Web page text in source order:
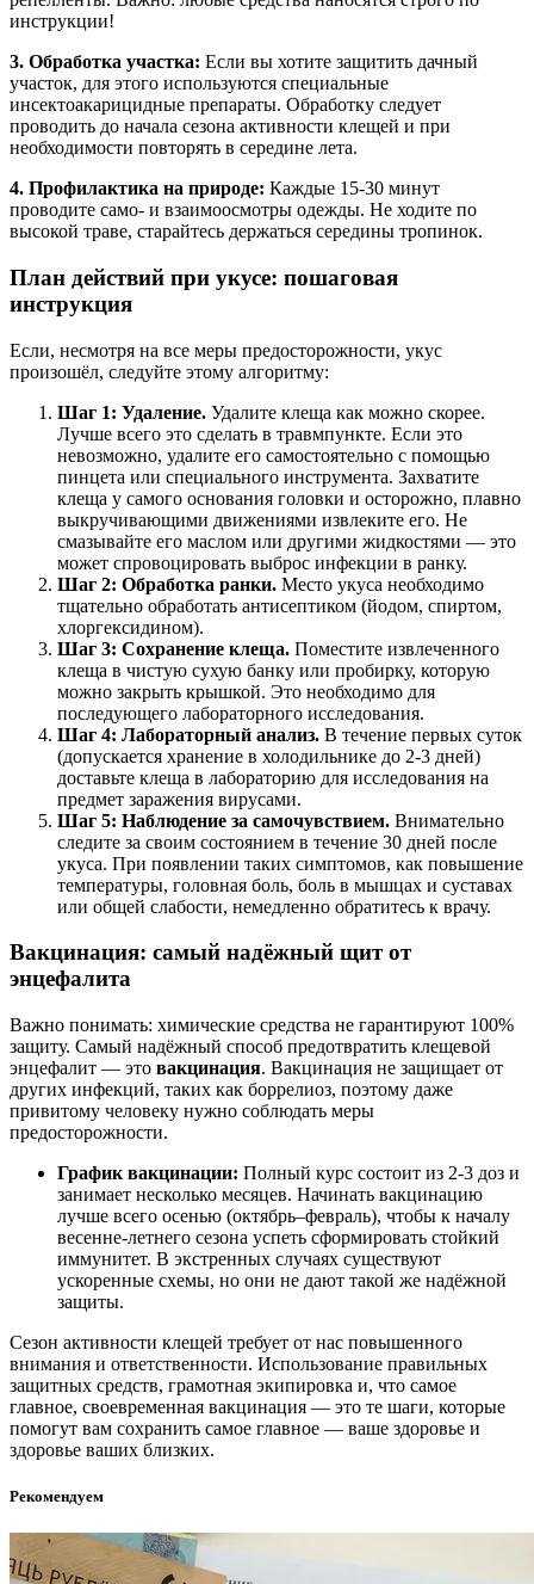
инструкции!
3. Обработка участка: Если вы хотите защитить дачный
участок, для этого используются специальные
инсектоакарицидные препараты. Обработку следует
проводить до начала сезона активности клещей и при
необходимости повторять в середине лета.
4. Профилактика на природе: Каждые 15-30 минут
проводите само- и взаимоосмотры одежды. Не ходите по
высокой траве, старайтесь держаться середины тропинок.
План действий при укусе: пошаговая
инструкция
Если, несмотря на все меры предосторожности, укус
произошёл, следуйте этому алгоритму:
Шаг 1: Удаление. Удалите клеща как можно скорее.
Лучше всего это сделать в травмпункте. Если это
невозможно, удалите его самостоятельно с помощью
пинцета или специального инструмента. Захватите
клеща у самого основания головки и осторожно, плавно
выкручивающими движениями извлеките его. Не
смазывайте его маслом или другими жидкостями — это
может спровоцировать выброс инфекции в ранку.
Шаг 2: Обработка ранки. Место укуса необходимо
тщательно обработать антисептиком (йодом, спиртом,
хлоргексидином).
Шаг 3: Сохранение клеща. Поместите извлеченного
клеща в чистую сухую банку или пробирку, которую
можно закрыть крышкой. Это необходимо для
последующего лабораторного исследования.
Шаг 4: Лабораторный анализ. В течение первых суток
(допускается хранение в холодильнике до 2-3 дней)
доставьте клеща в лабораторию для исследования на
предмет заражения вирусами.
Шаг 5: Наблюдение за самочувствием. Внимательно
следите за своим состоянием в течение 30 дней после
укуса. При появлении таких симптомов, как повышение
температуры, головная боль, боль в мышцах и суставах
или общей слабости, немедленно обратитесь к врачу.
Вакцинация: самый надёжный щит от
энцефалита
Важно понимать: химические средства не гарантируют 100%
защиту. Самый надёжный способ предотвратить клещевой
энцефалит — это вакцинация. Вакцинация не защищает от
других инфекций, таких как боррелиоз, поэтому даже
привитому человеку нужно соблюдать меры
предосторожности.
График вакцинации: Полный курс состоит из 2-3 доз и
занимает несколько месяцев. Начинать вакцинацию
лучше всего осенью (октябрь–февраль), чтобы к началу
весенне-летнего сезона успеть сформировать стойкий
иммунитет. В экстренных случаях существуют
ускоренные схемы, но они не дают такой же надёжной
защиты.
Сезон активности клещей требует от нас повышенного
внимания и ответственности. Использование правильных
защитных средств, грамотная экипировка и, что самое
главное, своевременная вакцинация — это те шаги, которые
помогут вам сохранить самое главное — ваше здоровье и
здоровье ваших близких.
Рекомендуем